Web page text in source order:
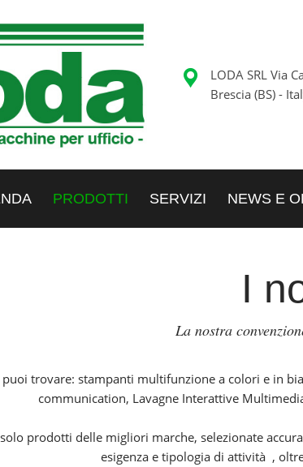
LODA SRL Via
Brescia (BS) -
PRODOTTI SERVIZI NEWS E
I
La nostra
puoi trovare: stampanti multifunzione a colori e in
communication, Lavagne Interattive
prodotti delle migliori marche, selezionate
esigenza e tipologia di attività ,